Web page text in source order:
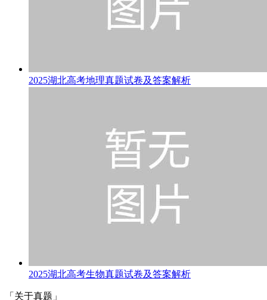
2025湖北高考地理真题试卷及答案解析
2025湖北高考生物真题试卷及答案解析
「关于真题」